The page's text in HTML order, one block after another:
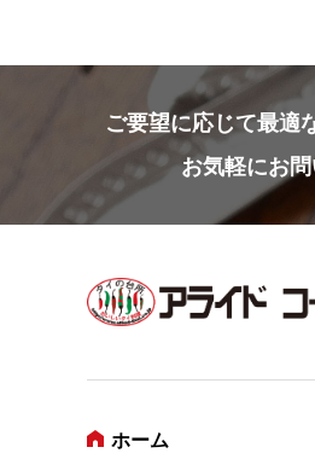
ご要望に応じて最適
お気軽にお問
ホーム